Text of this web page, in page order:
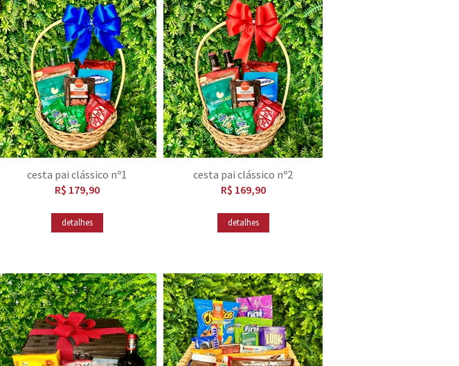
cesta pai clássico nº1
R$ 179,90
detalhes
cesta pai clássico nº2
R$ 169,90
detalhes